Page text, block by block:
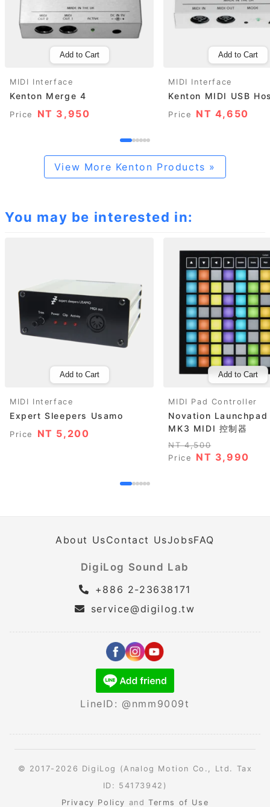
Add to Cart
MIDI Interface
Kenton Merge 4
Price NT 3,950
Add to Cart
MIDI Interface
Kenton MIDI USB
Price NT 4,650
View More Kenton Products »
You may be interested in:
Add to Cart
MIDI Interface
Expert Sleepers Usamo
Price NT 5,200
Add to Cart
MIDI Pad Controller
Novation Launchpad
MK3 MIDI 控制器
NT 4,500
Price
NT 3,990
About UsContact UsJobsFAQ
DigiLog Sound Lab
+886 2-23638171
service@digilog.tw
LineID: @nmm9009t
© 2017-2026 DigiLog (Analog Motion Co., Ltd. Tax
ID: 54173942)
Privacy Policy andTerms of Use